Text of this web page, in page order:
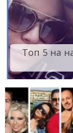
Топ 5 на